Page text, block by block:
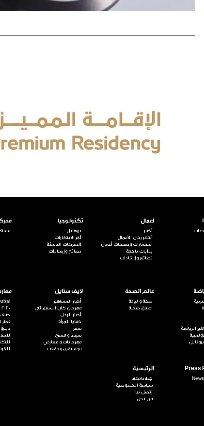
اعمال
أخبار
أشهر رجال الأعمال
استثمارات وصفقات أعمال
بدايات ناجحة
نصائح وإرشادات
تكنولوجيا
بروفايل
آخر الابتكارات
الشركات الناشئة
نصائح وإرشادات
الرياضة
عالم الصحة
صحة و لياقة
اطباق صحية
لايف ستايل
أخبار المشاهير
مهرجان كان السينمائي
أخبار الرجل
خفايا المرأة
سفر
سينما و مسرح
مهرجانات و معارض
موسيقى وحفلات
قطر
Press الرئيسية
لإعلاناتكم
سياسة الخصوصية
إتصل بنا
من نحن